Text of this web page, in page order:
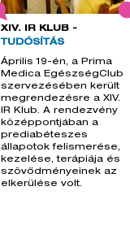
XIV. IR KLUB -
TUDÓSÍTÁS
Április 19-én, a Prima
Medica EgészségClub
szervezésében került
megrendezésre a XIV.
IR Klub. A rendezvény
középpontjában a
prediabéteszes
állapotok felismerése,
kezelése, terápiája és
szövődményeinek az
elkerülése volt.